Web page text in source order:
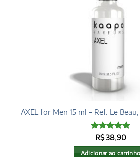
AXEL for Men 15 ml – Ref. Le
Avaliação5
de 5
R$38,90
Adicionar ao carrinho